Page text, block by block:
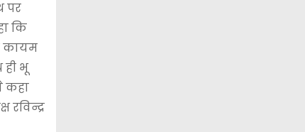
पर
कि
कायम
भू
कहा